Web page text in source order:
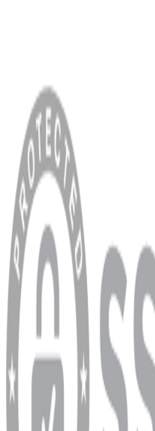
MENÜ
Anasayfa
Hakkımızda
Blog
MÜŞTERİ HİZMETLERİ
Hesabım
Sipariş Sorgulama
Banka Hesap Bilgileri
YARDIM VE DESTEK
Ödeme ve Teslimat Şartları
Garanti ve İade Şartları
info@dukkanhifi.com
0850 441 40
info@dukkanhifi.com 0850 441 40
Çalışma Saatleri: Pazartesi - Cuma